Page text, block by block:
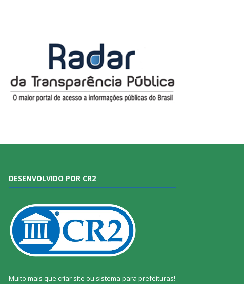
DESENVOLVIDO POR CR2
Muito mais que criar site ou sistema para prefeituras!